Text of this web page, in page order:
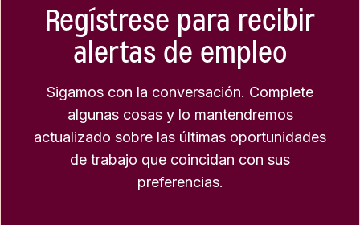
Regístrese para recibir
alertas de empleo
Sigamos con la conversación. Complete
algunas cosas y lo mantendremos
actualizado sobre las últimas oportunidades
de trabajo que coincidan con sus
preferencias.